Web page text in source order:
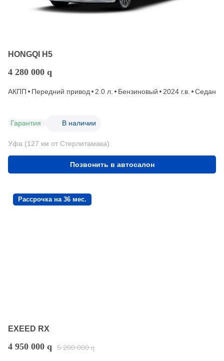
HONGQI H5
4 280 000 q
АКПП Передний привод 2.0 л. Бензиновый 2024 г.в. Седан
Гарантия В наличии
Уфа (127 км от Стерлитамака)
Позвонить в автосалон
Рассрочка на 36 мес.
EXEED RX
4 950 000 q 5 200 000 q